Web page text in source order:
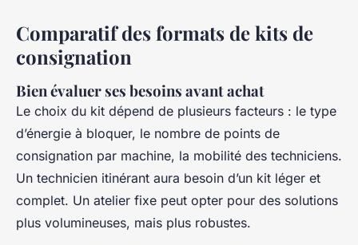
Comparatif des formats de kits de
consignation
Bien évaluer ses besoins avant achat
Le choix du kit dépend de plusieurs facteurs : le type
d’énergie à bloquer, le nombre de points de
consignation par machine, la mobilité des techniciens.
Un technicien itinérant aura besoin d’un kit léger et
complet. Un atelier fixe peut opter pour des solutions
plus volumineuses, mais plus robustes.